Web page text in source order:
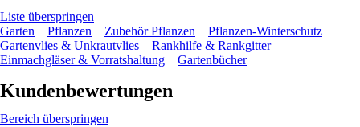
Liste überspringen
Garten
Pflanzen Zubehör Pflanzen
Pflanzen-Winterschutz
Gartenvlies & Unkrautvlies
Rankhilfe & Rankgitter
Einmachgläser & Vorratshaltung
Gartenbücher
Kundenbewertungen
Bereich überspringen